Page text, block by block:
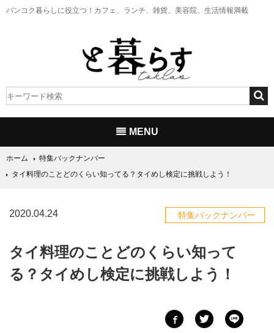
バンコク暮らしに役立つ！ カフェ、ランチ、雑貨、美容院、生活情報満載
MENU
ホーム
特集バックナンバー
タイ料理のことどのくらい知ってる？タイめし検定に挑戦しよう！
2020.04.24 特集バックナンバー
タイ料理のことどのくらい知って
る？タイめし検定に挑戦しよう！